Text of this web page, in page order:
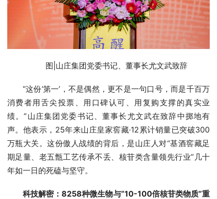
图|山庄集团党委书记、董事长尤文武致辞
“这份‘第一’，不是偶然，更不是一句口号，而是千百万
消费者用舌尖投票、用口碑认可、用复购支撑的真实业
绩。”山庄集团党委书记 、董事长尤文武在致辞中掷地有
声。他表示，25年来山庄皇家窖藏·12累计销量已突破300
万瓶大关。这份傲人战绩的背后，是山庄人对“基酒窖藏足
期足量、老五甑工艺传承不丢、核苷类含量领先行业”几十
年如一日的死磕与坚守。
科技解密：8258种微生物与“10-100倍核苷类物质”重